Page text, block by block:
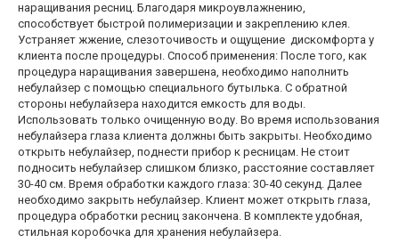
наращивания ресниц. Благодаря микроувлажнению,
способствует быстрой полимеризации и закреплению клея.
Устраняет жжение, слезоточивость и ощущение дискомфорта у
клиента после процедуры. Способ применения: После того, как
процедура наращивания завершена, необходимо наполнить
небулайзер с помощью специального бутылька. С обратной
стороны небулайзера находится емкость для воды.
Использовать только очищенную воду. Во время использования
небулайзера глаза клиента должны быть закрыты. Необходимо
открыть небулайзер, поднести прибор к ресницам. Не стоит
подносить небулайзер слишком близко, расстояние составляет
30-40 см. Время обработки каждого глаза: 30-40 секунд. Далее
необходимо закрыть небулайзер. Клиент может открыть глаза,
процедура обработки ресниц закончена. В комплекте удобная,
стильная коробочка для хранения небулайзера.